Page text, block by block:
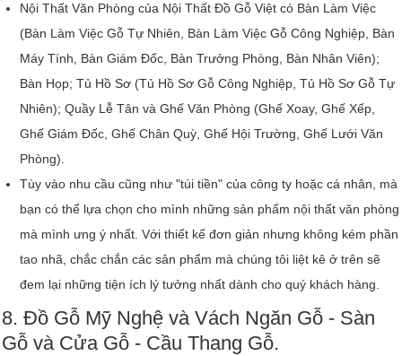
Nội Thất Văn Phòng của Nội Thất Đồ Gỗ Việt có Bàn Làm Việc
(Bàn Làm Việc Gỗ Tự Nhiên, Bàn Làm Việc Gỗ Công Nghiệp, Bàn
Máy Tính, Bàn Giám Đốc, Bàn Trưởng Phòng, Bàn Nhân Viên);
Bàn Họp; Tủ Hồ Sơ (Tủ Hồ Sơ Gỗ Công Nghiệp, Tủ Hồ Sơ Gỗ Tự
Nhiên); Quầy Lễ Tân và Ghế Văn Phòng (Ghế Xoay, Ghế Xếp,
Ghế Giám Đốc, Ghế Chân Quỳ, Ghế Hội Trường, Ghế Lưới Văn
Phòng).
Tùy vào nhu cầu cũng như "túi tiền" của công ty hoặc cá nhân, mà
bạn có thể lựa chọn cho mình những sản phẩm nội thất văn phòng
mà mình ưng ý nhất. Với thiết kế đơn giản nhưng không kém phần
tao nhã, chắc chắn các sản phẩm mà chúng tôi liệt kê ở trên sẽ
đem lại những tiện ích lý tưởng nhất dành cho quý khách hàng.
8. Đồ Gỗ Mỹ Nghệ và Vách Ngăn Gỗ - Sàn
Gỗ và Cửa Gỗ - Cầu Thang Gỗ.